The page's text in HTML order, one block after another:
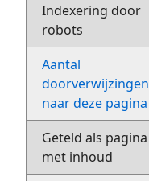
Indexering door
robots
Aantal
doorverwijzingen
naar deze pagina
Geteld als pagina
met inhoud